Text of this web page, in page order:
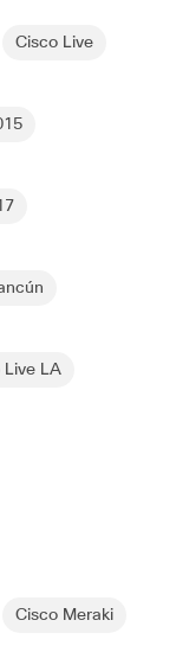
Cisco Live
Live LA
Cisco Meraki